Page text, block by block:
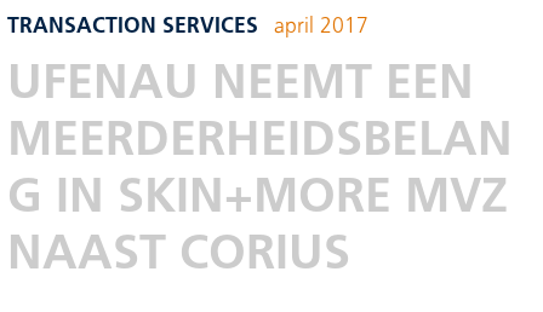
TRANSACTION SERVICES april 2017
UFENAU NEEMT EEN
MEERDERHEIDSBELAN
G IN SKIN+MORE MVZ
NAAST CORIUS